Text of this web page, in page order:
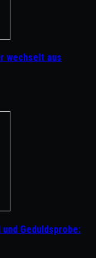
wechselt aus
Geduldsprobe: